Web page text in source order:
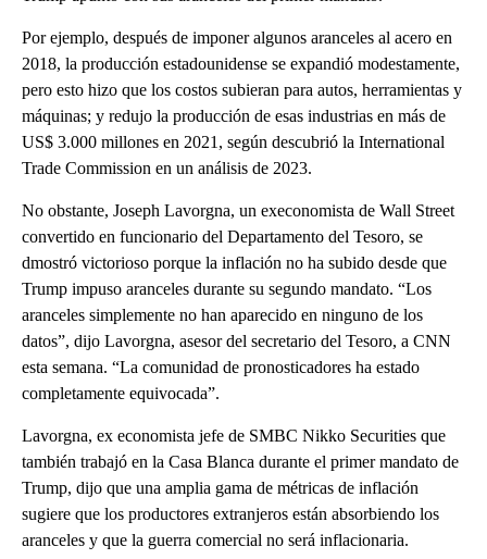
Por ejemplo, después de imponer algunos aranceles al acero en
2018, la producción estadounidense se expandió modestamente,
pero esto hizo que los costos subieran para autos, herramientas y
máquinas; y redujo la producción de esas industrias en más de
US$ 3.000 millones en 2021, según descubrió la International
Trade Commission en un análisis de 2023.
No obstante, Joseph Lavorgna, un execonomista de Wall Street
convertido en funcionario del Departamento del Tesoro, se
dmostró victorioso porque la inflación no ha subido desde que
Trump impuso aranceles durante su segundo mandato. “Los
aranceles simplemente no han aparecido en ninguno de los
datos”, dijo Lavorgna, asesor del secretario del Tesoro, a CNN
esta semana. “La comunidad de pronosticadores ha estado
completamente equivocada”.
Lavorgna, ex economista jefe de SMBC Nikko Securities que
también trabajó en la Casa Blanca durante el primer mandato de
Trump, dijo que una amplia gama de métricas de inflación
sugiere que los productores extranjeros están absorbiendo los
aranceles y que la guerra comercial no será inflacionaria.